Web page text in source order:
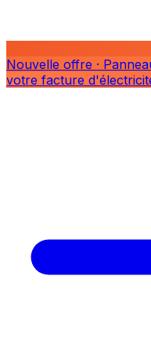
Nouvelle offre ·
votre facture